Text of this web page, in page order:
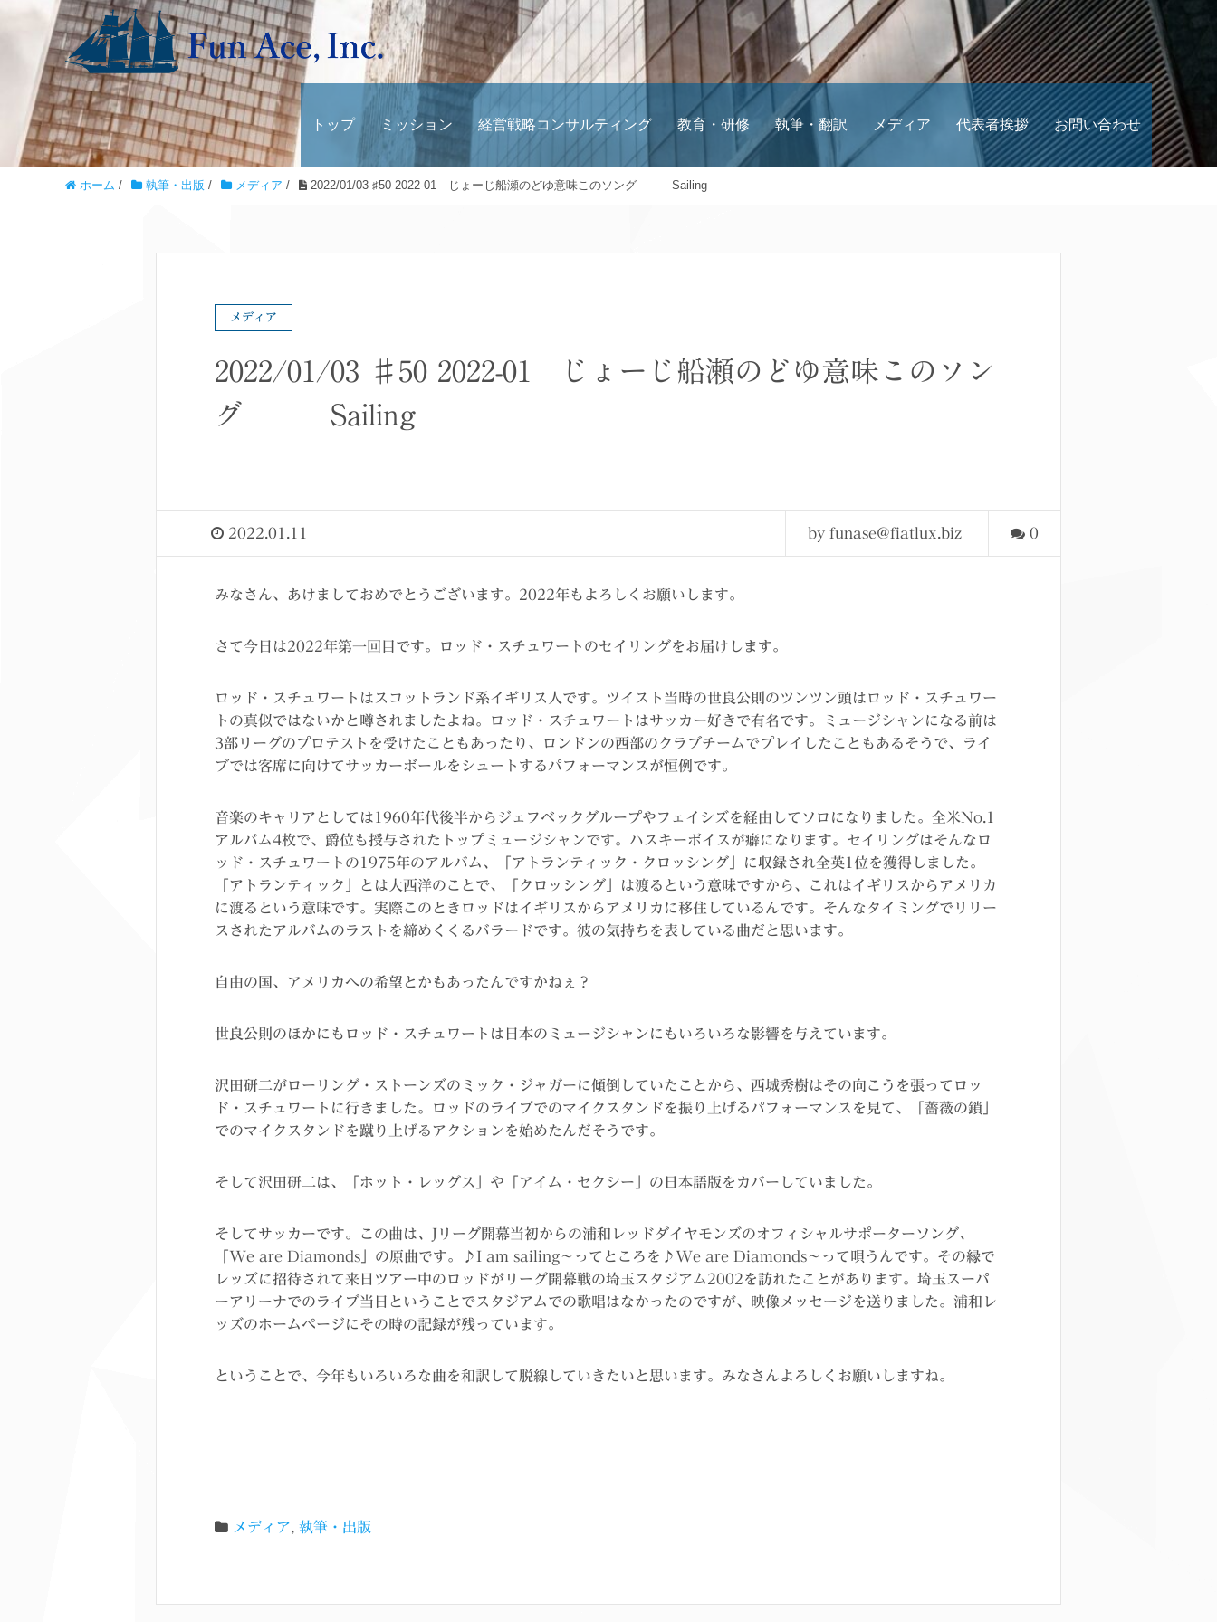
トップ ミッション 経営戦略コンサルティング 教育・研修 執筆・翻訳 メディア 代表者挨拶 お問い合わせ
ホーム / 執筆・出版 / メディア / 2022/01/03 ♯50 2022-01 じょーじ船瀬のどゆ意味このソング Sailing
メディア
2022/01/03 ♯50 2022-01 じょーじ船瀬のどゆ意味このソン
グ Sailing
2022.01.11 by funase@fiatlux.biz 0
みなさん、あけましておめでとうございます。2022年もよろしくお願いします。
さて今日は2022年第一回目です。ロッド・スチュワートのセイリングをお届けします。
ロッド・スチュワートはスコットランド系イギリス人です。ツイスト当時の世良公則のツンツン頭はロッド・スチュワー
トの真似ではないかと噂されましたよね。ロッド・スチュワートはサッカー好きで有名です。ミュージシャンになる前は
3部リーグのプロテストを受けたこともあったり、ロンドンの西部のクラブチームでプレイしたこともあるそうで、ライ
ブでは客席に向けてサッカーボールをシュートするパフォーマンスが恒例です。
音楽のキャリアとしては1960年代後半からジェフベックグループやフェイシズを経由してソロになりました。全米No.1
アルバム4枚で、爵位も授与されたトップミュージシャンです。ハスキーボイスが癖になります。セイリングはそんなロ
ッド・スチュワートの1975年のアルバム、「アトランティック・クロッシング」に収録され全英1位を獲得しました。
「アトランティック」とは大西洋のことで、「クロッシング」は渡るという意味ですから、これはイギリスからアメリカ
に渡るという意味です。実際このときロッドはイギリスからアメリカに移住しているんです。そんなタイミングでリリー
スされたアルバムのラストを締めくくるバラードです。彼の気持ちを表している曲だと思います。
自由の国、アメリカへの希望とかもあったんですかねぇ？
世良公則のほかにもロッド・スチュワートは日本のミュージシャンにもいろいろな影響を与えています。
沢田研二がローリング・ストーンズのミック・ジャガーに傾倒していたことから、西城秀樹はその向こうを張ってロッ
ド・スチュワートに行きました。ロッドのライブでのマイクスタンドを振り上げるパフォーマンスを見て、「薔薇の鎖」
でのマイクスタンドを蹴り上げるアクションを始めたんだそうです。
そして沢田研二は、「ホット・レッグス」や「アイム・セクシー」の日本語版をカバーしていました。
そしてサッカーです。この曲は、Jリーグ開幕当初からの浦和レッドダイヤモンズのオフィシャルサポーターソング、
「We are Diamonds」の原曲です。♪I am sailing～ってところを♪We are Diamonds～って唄うんです。その縁で
レッズに招待されて来日ツアー中のロッドがリーグ開幕戦の埼玉スタジアム2002を訪れたことがあります。埼玉スーパ
ーアリーナでのライブ当日ということでスタジアムでの歌唱はなかったのですが、映像メッセージを送りました。浦和レ
ッズのホームページにその時の記録が残っています。
ということで、今年もいろいろな曲を和訳して脱線していきたいと思います。みなさんよろしくお願いしますね。
メディア 執筆・出版